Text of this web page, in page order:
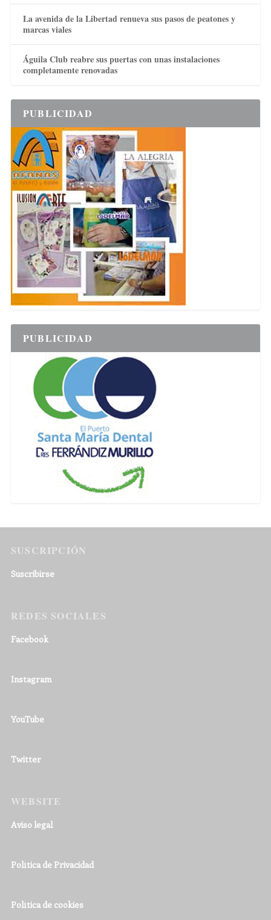
La avenida de la Libertad renueva sus pasos de peatones y
marcas viales
Águila Club reabre sus puertas con unas instalaciones
completamente renovadas
PUBLICIDAD
PUBLICIDAD
SUSCRIPCIÓN
Suscribirse
REDES SOCIALES
Facebook
Instagram
YouTube
Twitter
WEBSITE
Aviso legal
Política de Privacidad
Política de cookies